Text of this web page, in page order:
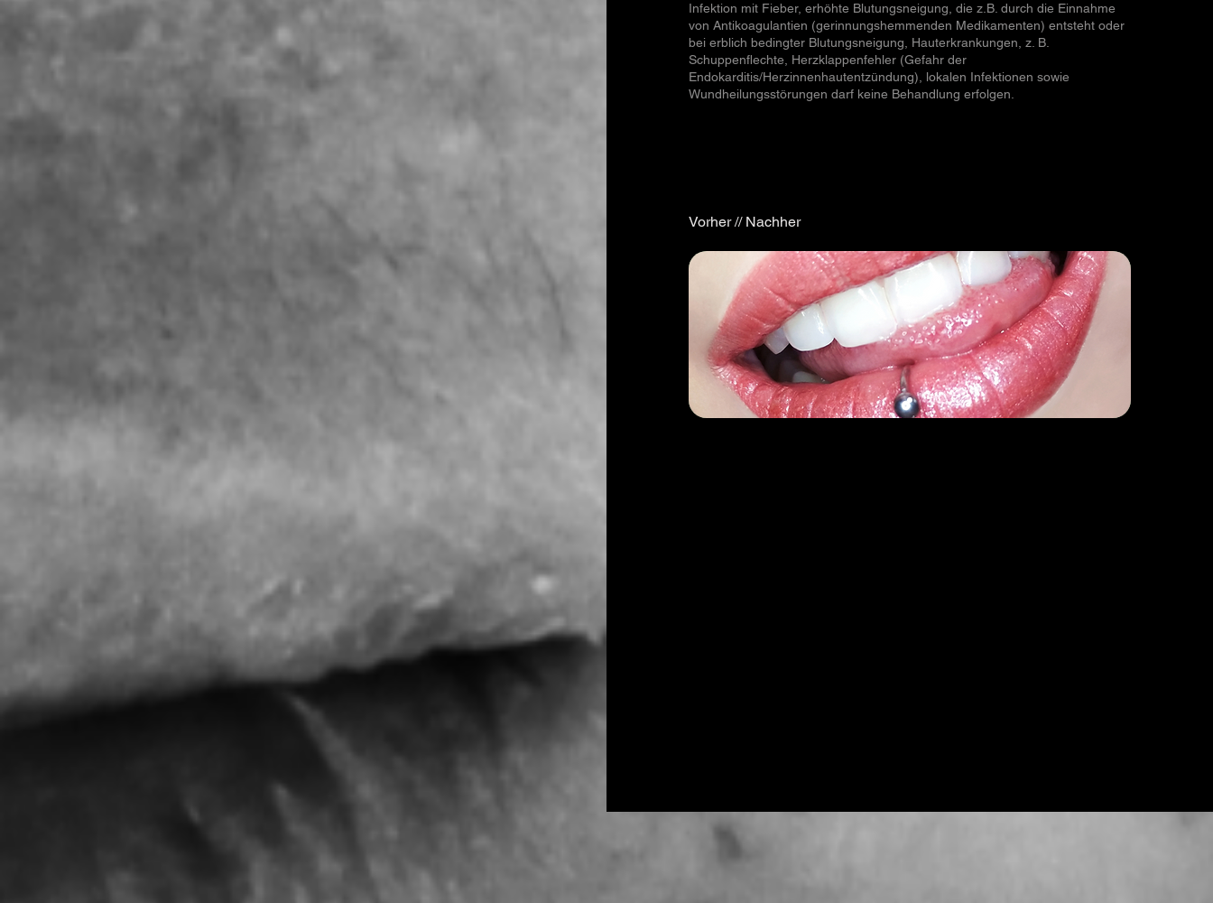
Infektion mit Fieber, erhöhte Blutungsneigung, die z.B. durch die Einnahme
von Antikoagulantien (gerinnungshemmenden Medikamenten) entsteht oder
bei erblich bedingter Blutungsneigung, Hauterkrankungen, z. B.
Schuppenflechte, Herzklappenfehler (Gefahr der
Endokarditis/Herzinnenhautentzündung), lokalen Infektionen sowie
Wundheilungsstörungen darf keine Behandlung erfolgen.
Vorher // Nachher